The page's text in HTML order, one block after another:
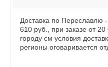
Доставка по Переславлю
610 руб., при заказе от
городу см условия
регионы оговаривается